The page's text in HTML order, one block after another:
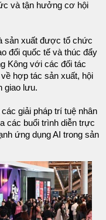
và tận hưởng cơ hội
sản xuất được tổ chức
đổi quốc tế và thúc đẩy
Kông với các đối tác
hợp tác sản xuất, hội
giao lưu.
giải pháp trí tuệ nhân
các buổi trình diễn trực
ứng dụng AI trong sản